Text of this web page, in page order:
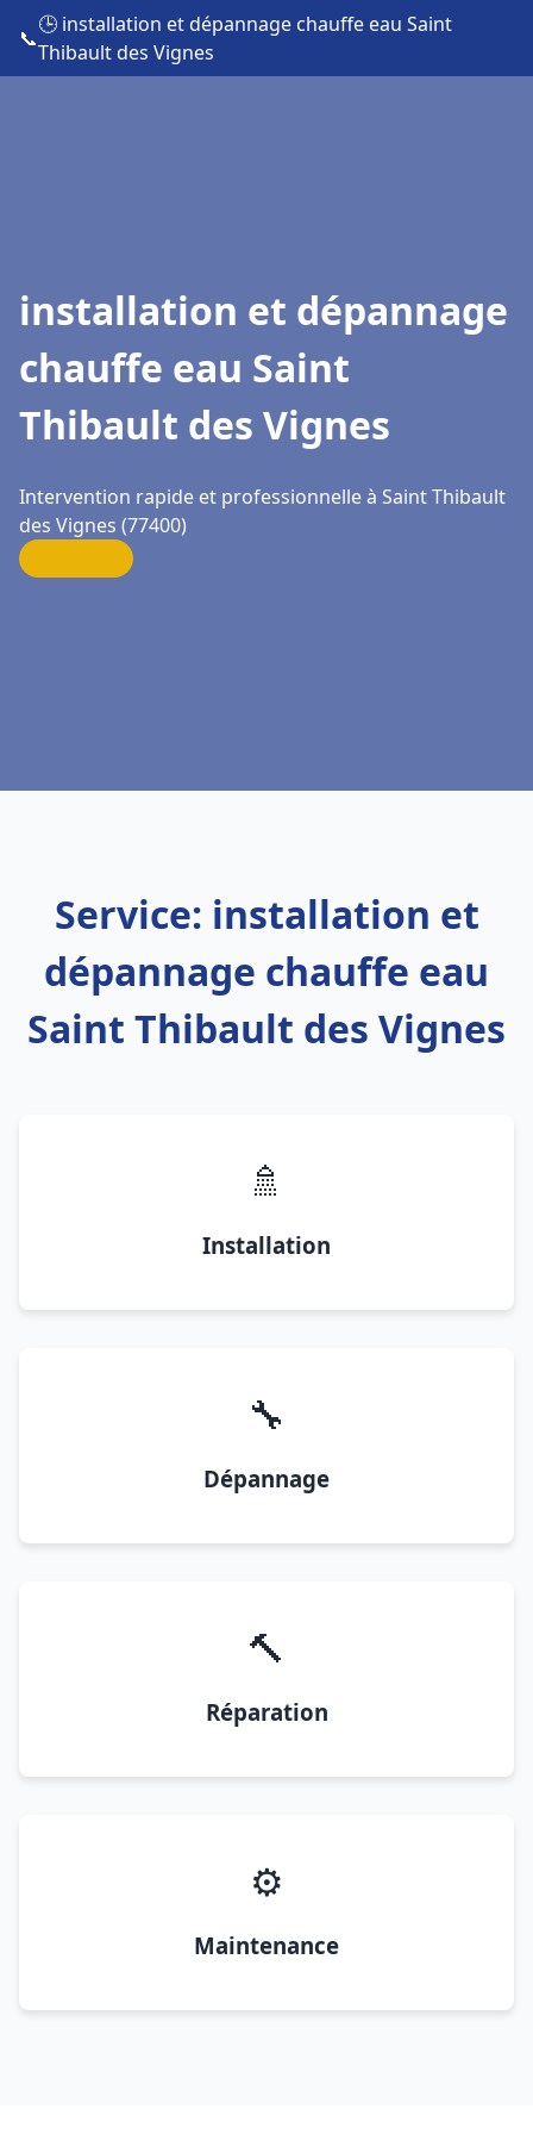
📞
🕒 installation et dépannage chauffe eau Saint
Thibault des Vignes
installation et dépannage
chauffe eau Saint
Thibault des Vignes
Intervention rapide et professionnelle à Saint Thibault
des Vignes (77400)
Service: installation et
dépannage chauffe eau
Saint Thibault des Vignes
🚿
Installation
🔧
Dépannage
🔨
Réparation
⚙️
Maintenance